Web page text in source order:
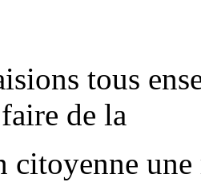
tous
de la
citoyenne une